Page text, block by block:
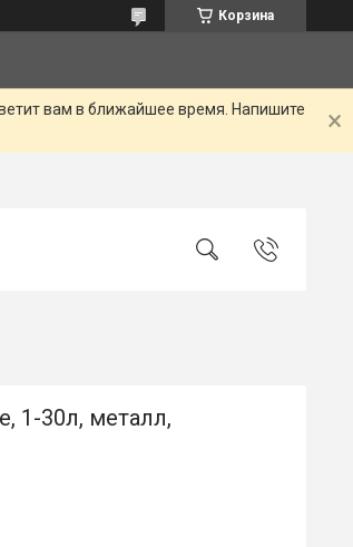
Корзина
вам в ближайшее время. Напишите
1-30л, металл,